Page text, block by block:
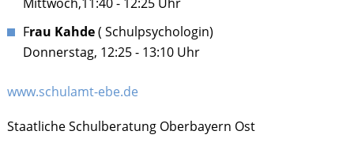
Frau Kahde( Schulpsychologin)
Donnerstag, 12:25 - 13:10 Uhr
www.schulamt-ebe.de
Staatliche Schulberatung Oberbayern Ost